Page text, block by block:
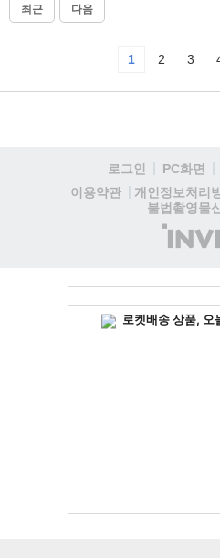
최근 다음
1 2 3
로그인 PC화면
이용약관
개인정보처리
불법촬영물
(
인